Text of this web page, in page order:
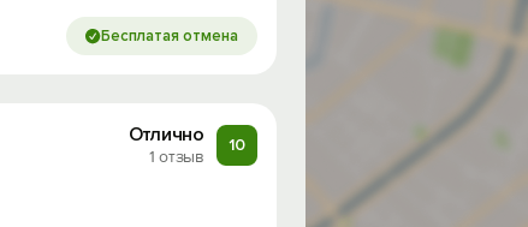
Бесплатая отмена
Отлично
1 отзыв
10